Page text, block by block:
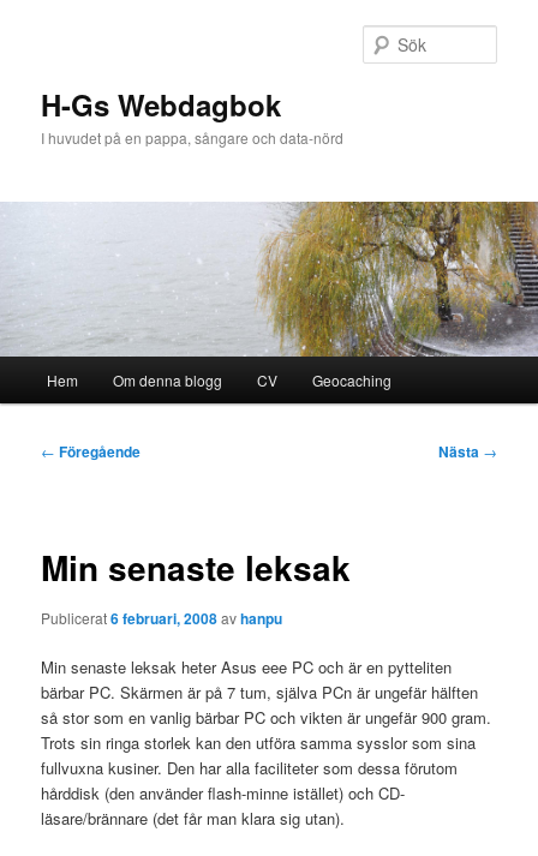
H-Gs Webdagbok
I huvudet på en pappa, sångare och data-nörd
Hem Om denna blogg CV Geocaching
Inläggsnavigering
← Föregående Nästa →
Min senaste leksak
Publicerat6 februari, 2008avhanpu
Min senaste leksak heter Asus eee PC och är en pytteliten
bärbar PC. Skärmen är på 7 tum, själva PCn är ungefär hälften
så stor som en vanlig bärbar PC och vikten är ungefär 900 gram.
Trots sin ringa storlek kan den utföra samma sysslor som sina
fullvuxna kusiner. Den har alla faciliteter som dessa förutom
hårddisk (den använder flash-minne istället) och CD-
läsare/brännare (det får man klara sig utan).